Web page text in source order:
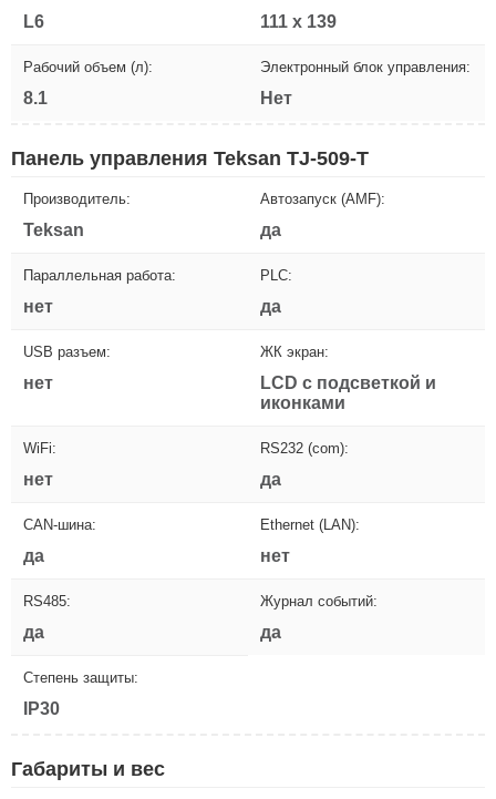
L6 111 х 139
Рабочий объем (л):
8.1
Электронный блок управления:
Нет
Панель управления Teksan TJ-509-T
Производитель:
Teksan
Автозапуск (AMF):
да
Параллельная работа:
нет
PLC:
да
USB разъем:
нет
ЖК экран:
LCD с подсветкой и
иконками
WiFi:
нет
RS232 (com):
да
CAN-шина:
да
Ethernet (LAN):
нет
RS485:
да
Журнал событий:
да
Степень защиты:
IP30
Габариты и вес